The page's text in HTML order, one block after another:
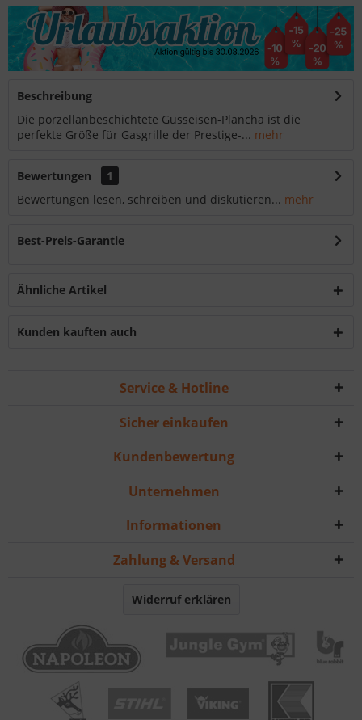
Beschreibung
Die porzellanbeschichtete Gusseisen-Plancha ist die
perfekte Größe für Gasgrille der Prestige-... mehr
Bewertungen
1
Bewertungen lesen, schreiben und diskutieren... mehr
Best-Preis-Garantie
Ähnliche Artikel
Kunden kauften auch
Service & Hotline
Sicher einkaufen
Kundenbewertung
Unternehmen
Informationen
Zahlung & Versand
Widerruf erklären